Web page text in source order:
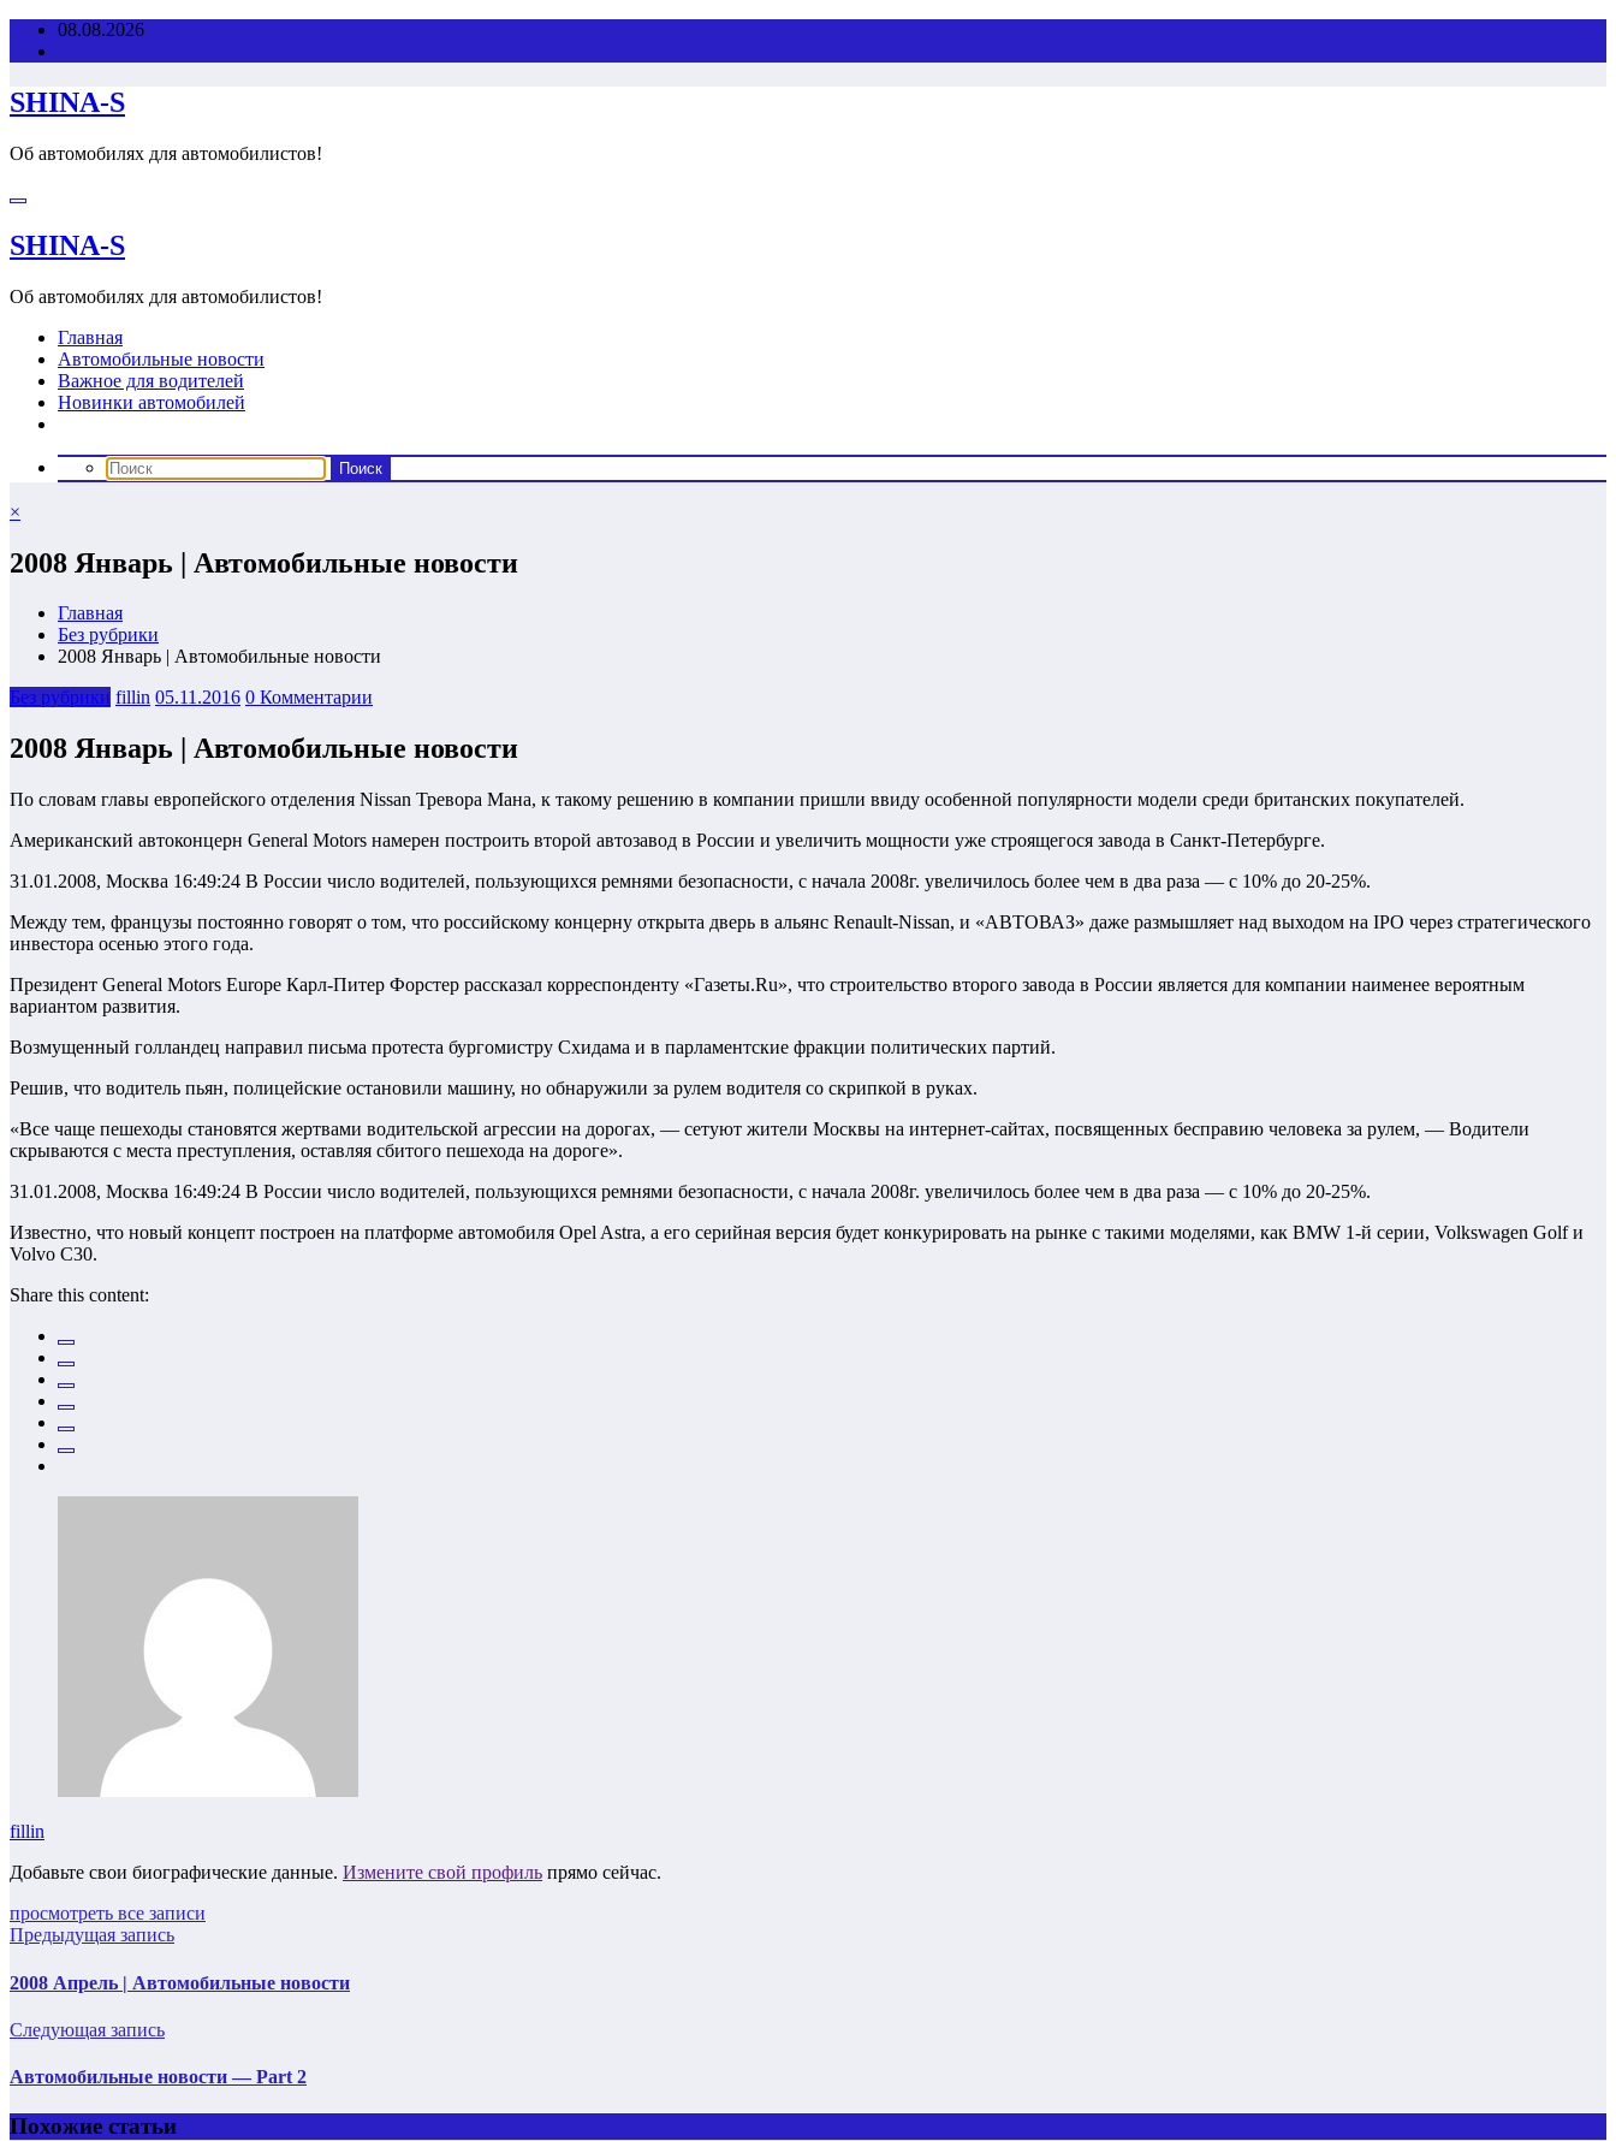
Перейти08.08.2026
SHINA-S
Об автомобилях для автомобилистов!
SHINA-S
Об автомобилях для автомобилистов!
Главная
Автомобильные новости
Важное для водителей
Новинки автомобилей
×
2008 Январь | Автомобильные новости
Главная
Без рубрики
2008 Январь | Автомобильные новости
Без рубрики fillin 05.11.2016 0 Комментарии
2008 Январь | Автомобильные новости
По словам главы европейского отделения Nissan Тревора Мана, к такому решению в компании пришли ввиду особенной популярности модели среди британских покупателей.
Американский автоконцерн General Motors намерен построить второй автозавод в России и увеличить мощности уже строящегося завода в Санкт-Петербурге.
31.01.2008, Москва 16:49:24 В России число водителей, пользующихся ремнями безопасности, с начала 2008г. увеличилось более чем в два раза — с 10% до 20-25%.
Между тем, французы постоянно говорят о том, что российскому концерну открыта дверь в альянс Renault-Nissan, и «АВТОВАЗ» даже размышляет над выходом на IPO через стратегического
инвестора осенью этого года.
Президент General Motors Europe Карл-Питер Форстер рассказал корреспонденту «Газеты.Ru», что строительство второго завода в России является для компании наименее вероятным
вариантом развития.
Возмущенный голландец направил письма протеста бургомистру Схидама и в парламентские фракции политических партий.
Решив, что водитель пьян, полицейские остановили машину, но обнаружили за рулем водителя со скрипкой в руках.
«Все чаще пешеходы становятся жертвами водительской агрессии на дорогах, — сетуют жители Москвы на интернет-сайтах, посвященных бесправию человека за рулем, — Водители
скрываются с места преступления, оставляя сбитого пешехода на дороге».
31.01.2008, Москва 16:49:24 В России число водителей, пользующихся ремнями безопасности, с начала 2008г. увеличилось более чем в два раза — с 10% до 20-25%.
Известно, что новый концепт построен на платформе автомобиля Opel Astra, а его серийная версия будет конкурировать на рынке с такими моделями, как BMW 1-й серии, Volkswagen Golf и
Volvo C30.
Share this content:
fillin
Добавьте свои биографические данные. Измените свой профиль прямо сейчас.
просмотреть все записи
Предыдущая запись
2008 Апрель | Автомобильные новости
Следующая запись
Автомобильные новости — Part 2
Похожие статьи